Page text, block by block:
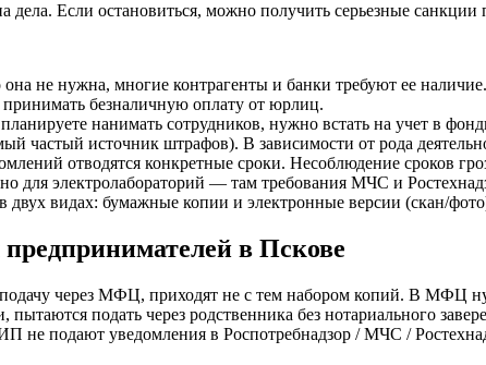
дела. Если остановиться, можно получить серьезные
не нужна, многие контрагенты и банки требуют ее наличие.
безналичную оплату от юрлиц.
нанимать сотрудников, нужно встать на учет в
частый источник штрафов). В зависимости от рода
отводятся конкретные сроки. Несоблюдение сроков
для электролабораторий — там требования МЧС и
двух видах: бумажные копии и электронные версии (скан/
в Пскове
через МФЦ, приходят не с тем набором копий. В МФЦ
подать через родственника без нотариального
подают уведомления в Роспотребнадзор / МЧС /